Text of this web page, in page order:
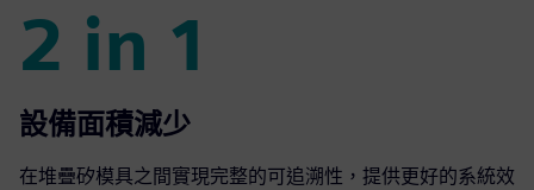
2 in 1
2 in 1
設備面積減少
在堆疊矽模具之間實現完整的可追溯性，提供更好的系統效